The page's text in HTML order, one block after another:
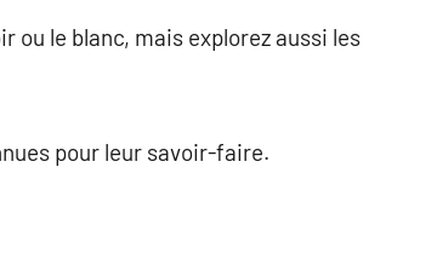
ou le blanc, mais explorez aussi les
pour leur savoir-faire.